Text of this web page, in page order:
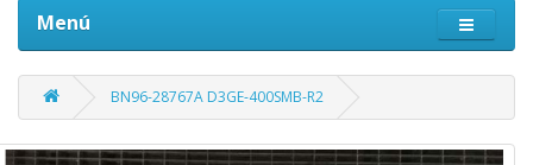
Menú
BN96-28767A D3GE-400SMB-R2